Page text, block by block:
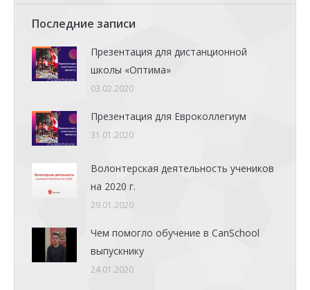
Последние записи
Презентация для дистанционной
школы «Оптима»
03.02.2020
Презентация для Евроколлегиум
31.01.2020
Волонтерская деятельность учеников
на 2020 г.
29.01.2020
Чем помогло обучение в CanSchool
выпускнику
24.01.2020